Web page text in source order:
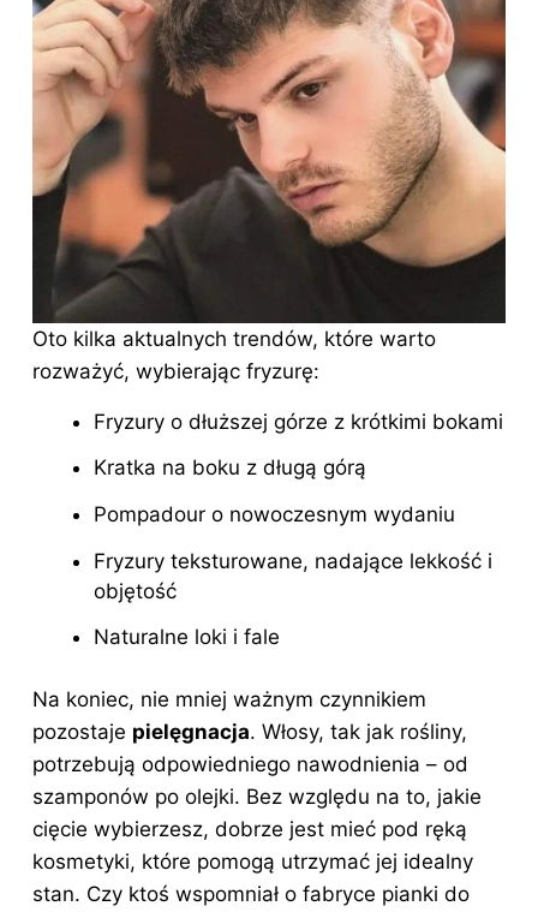
Oto kilka aktualnych trendów, które warto
rozważyć, wybierając fryzurę:
Fryzury o dłuższej górze z krótkimi bokami
Kratka na boku z długą górą
Pompadour o nowoczesnym wydaniu
Fryzury teksturowane, nadające lekkość i
objętość
Naturalne loki i fale
Na koniec, nie mniej ważnym czynnikiem
pozostaje pielęgnacja. Włosy, tak jak rośliny,
potrzebują odpowiedniego nawodnienia – od
szamponów po olejki. Bez względu na to, jakie
cięcie wybierzesz, dobrze jest mieć pod ręką
kosmetyki, które pomogą utrzymać jej idealny
stan. Czy ktoś wspomniał o fabryce pianki do